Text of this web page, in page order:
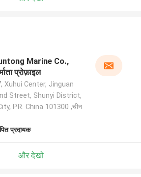
Marine Co.,
प्रोफ़ाइल
Xuhui Center, Jinguan
Street, Shunyi District,
P.R. China 101300 ,चीन
प्रदायक
और देखो